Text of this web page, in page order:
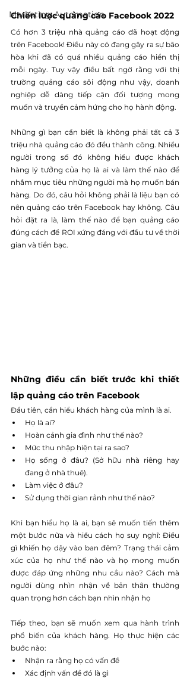
Marketing Automation
Chiến lược quảng cáo Facebook 2022
Có hơn 3 triệu nhà quảng cáo đã hoạt động
trên Facebook! Điều này có đang gây ra sự bão
hòa khi đã có quá nhiều quảng cáo hiển thị
mỗi ngày. Tuy vậy điều bất ngờ rằng với thị
trường quảng cáo sôi động như vậy, doanh
nghiệp dễ dàng tiếp cận đối tượng mong
muốn và truyền cảm hứng cho họ hành động.
Những gì bạn cần biết là không phải tất cả 3
triệu nhà quảng cáo đó đều thành công. Nhiều
người trong số đó không hiểu được khách
hàng lý tưởng của họ là ai và làm thế nào để
nhắm mục tiêu những người mà họ muốn bán
hàng. Do đó, câu hỏi không phải là liệu bạn có
nên quảng cáo trên Facebook hay không. Câu
hỏi đặt ra là, làm thế nào để bạn quảng cáo
đúng cách để ROI xứng đáng với đầu tư về thời
gian và tiền bạc.
Những điều cần biết trước khi thiết
lập quảng cáo trên Facebook
Đầu tiên, cần hiểu khách hàng của mình là ai.
Họ là ai?
Hoàn cảnh gia đình như thế nào?
Mức thu nhập hiện tại ra sao?
Họ sống ở đâu? (Sở hữu nhà riêng hay
đang ở nhà thuê).
Làm việc ở đâu?
Sử dụng thời gian rảnh như thế nào?
Khi bạn hiểu họ là ai, bạn sẽ muốn tiến thêm
một bước nữa và hiểu cách họ suy nghĩ: Điều
gì khiến họ dậy vào ban đêm? Trạng thái cảm
xúc của họ như thế nào và họ mong muốn
được đáp ứng những nhu cầu nào? Cách mà
người dùng nhìn nhận về bản thân thường
quan trọng hơn cách bạn nhìn nhận họ
Tiếp theo, bạn sẽ muốn xem qua hành trình
phổ biến của khách hàng. Họ thực hiện các
bước nào:
Nhận ra rằng họ có vấn đề
Xác định vấn đề đó là gì